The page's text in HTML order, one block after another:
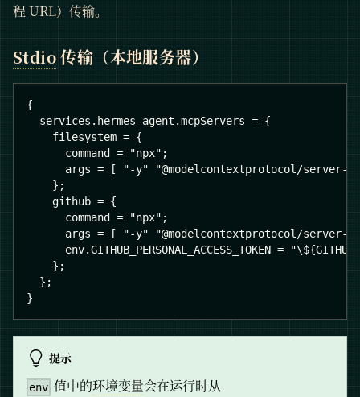
程 URL）传输。
Stdio传输（本地服务器）
{
  services.hermes-agent.mcpServers = {
    filesystem = {
      command = "npx";
args = [ "-y" "@modelcontextprotocol/server-
    };
    github = {
      command = "npx";
args = [ "-y" "@modelcontextprotocol/server-
env.GITHUB_PERSONAL_ACCESS_TOKEN =
    };
  };
}
提示
env 值中的环境变量会在运行时从